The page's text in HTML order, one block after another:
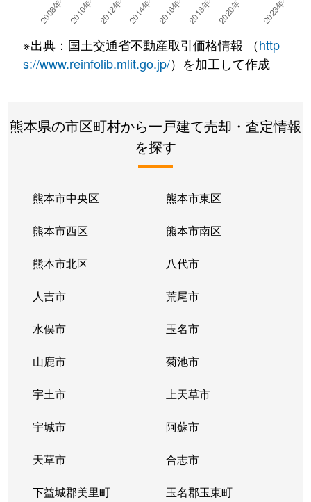
※出典：国土交通省不動産取引価格情報 （http
s://www.reinfolib.mlit.go.jp/）を加工して作成
熊本県の市区町村から一戸建て売却・査定情報
を探す
熊本市中央区 熊本市東区
熊本市西区 熊本市南区
熊本市北区 八代市
人吉市 荒尾市
水俣市 玉名市
山鹿市 菊池市
宇土市 上天草市
宇城市 阿蘇市
天草市 合志市
下益城郡美里町 玉名郡玉東町